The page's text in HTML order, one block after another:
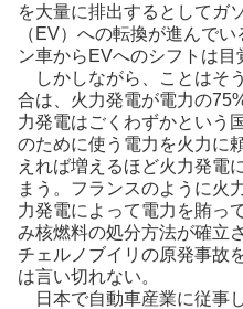
を大量に排出するとしてガ
（EV）への転換が進んで
ン車からEVへのシフトは目
しかしながら、ことはそ
合は、火力発電が電力の
力発電はごくわずかという
のために使う電力を火力に
えれば増えるほど火力発電
まう。フランスのように火
力発電によって電力を賄っ
み核燃料の処分方法が確立
チェルノブイリの原発事故
は言い切れない。
日本で自動車産業に従事